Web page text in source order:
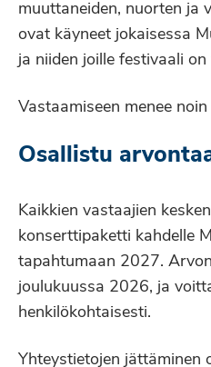
muuttaneiden, nuorten ja
ovat käyneet jokaisessa
ja niiden joille festivaali
Vastaamiseen menee
Osallistu
Kaikkien vastaajien
konserttipaketti kahdelle
tapahtumaan 2027.
joulukuussa 2026, ja
henkilökohtaisesti.
Yhteystietojen jättäminen